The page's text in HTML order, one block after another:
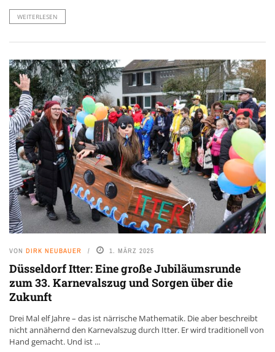
WEITERLESEN
VON DIRK NEUBAUER 1. MÄRZ 2025
Düsseldorf Itter: Eine große Jubiläumsrunde
zum 33. Karnevalszug und Sorgen über die
Zukunft
Drei Mal elf Jahre – das ist närrische Mathematik. Die aber beschreibt
nicht annähernd den Karnevalszug durch Itter. Er wird traditionell von
Hand gemacht. Und ist ...